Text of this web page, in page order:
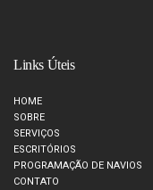
Links Úteis
HOME
SOBRE
SERVIÇOS
ESCRITÓRIOS
PROGRAMAÇÃO DE NAVIOS
CONTATO